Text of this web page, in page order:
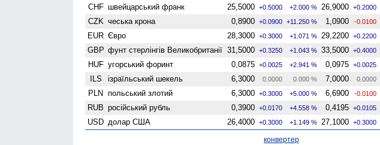
CHF швейцарський франк 25,5000 +0.5000 +2.000 % 26,9000 +0.2000
CZK чеська крона 0,8900 +0.0900 +11.250 % 1,0900 -0.0100
EUR Євро 28,3000 +0.3000 +1.071 % 29,2200 +0.2200
GBP фунт стерлінгів Велико­британії 31,5000 +0.3250 +1.043 % 33,5000 +0.4000
HUF угорський форинт 0,0875 +0.0025 +2.941 % 0,0975 +0.0025
ILS ізраїльський шекель 6,3000 0.0000 0.000 % 7,0000 0.0000
PLN польський злотий 6,3000 +0.3000 +5.000 % 6,6900 -0.0100
RUB російський рубль 0,3900 +0.0170 +4.558 % 0,4195 +0.0105
USD долар США 26,4000 +0.3000 +1.149 % 27,1000 +0.3000
конвертер